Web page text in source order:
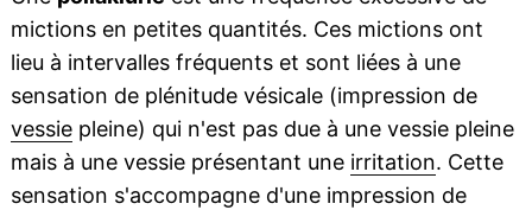
mictions en petites quantités. Ces mictions ont
lieu à intervalles fréquents et sont liées à une
sensation de plénitude vésicale (impression de
vessiepleine) qui n'est pas due à une vessie pleine
mais à une vessie présentant une irritation. Cette
sensation s'accompagne d'une impression de